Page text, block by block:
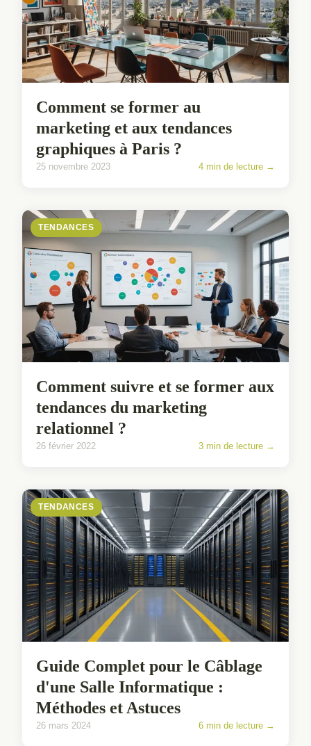
Comment se former au
marketing et aux tendances
graphiques à Paris ?
25 novembre 2023 4 min de lecture →
TENDANCES
Comment suivre et se former aux
tendances du marketing
relationnel ?
26 février 2022 3 min de lecture →
TENDANCES
Guide Complet pour le Câblage
d'une Salle Informatique :
Méthodes et Astuces
26 mars 2024 6 min de lecture →